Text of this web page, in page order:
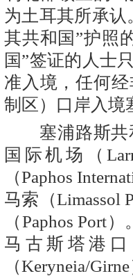
为土耳其所承
其共和国”护照
国”签证的人士
准入境，任何
制区）口岸入境
塞浦路斯共和
国际机场（
（Paphos
马索（Limassol
（Paphos Port
马古斯塔港口
（Keryneia/